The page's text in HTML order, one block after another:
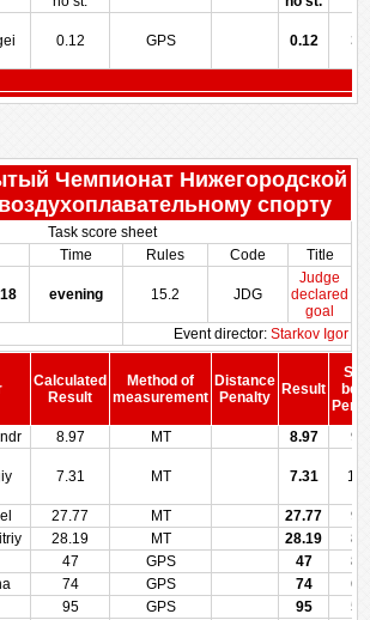
0.12 GPS 0.12
Чемпионат Нижегородской
спорту
Task score sheet
Time Rules Code Title
evening 15.2 JDG
Judge
declared
goal
Event director: Starkov Igor
Calculated
Result
Method of
measurement
Distance
Penalty
Result
8.97 MT 8.97
7.31 MT 7.31
27.77 MT 27.77
28.19 MT 28.19
47 GPS 47
74 GPS 74
95 GPS 95